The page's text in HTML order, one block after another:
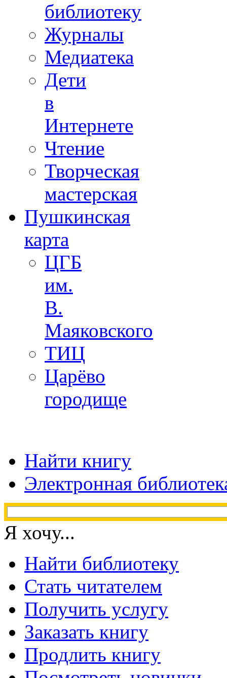
библиотеку
Журналы
Медиатека
Дети
в
Интернете
Чтение
Творческая
мастерская
Пушкинская
карта
ЦГБ
им.
В.
Маяковского
ТИЦ
Царёво
городище
Найти книгу
Электронная
Я хочу...
Найти библиотеку
Стать читателем
Получить услугу
Заказать книгу
Продлить книгу